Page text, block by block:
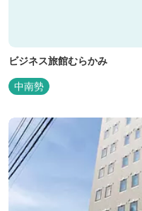
ビジネス旅館むらかみ
中南勢